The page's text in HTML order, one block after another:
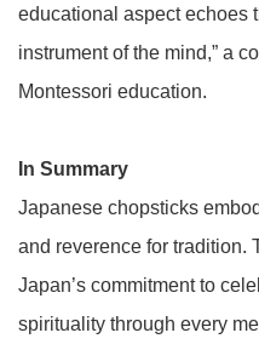
educational aspect echoes
instrument of the mind,” a
Montessori education.
In Summary
Japanese chopsticks
and reverence for tradition.
Japan’s commitment to
spirituality through every